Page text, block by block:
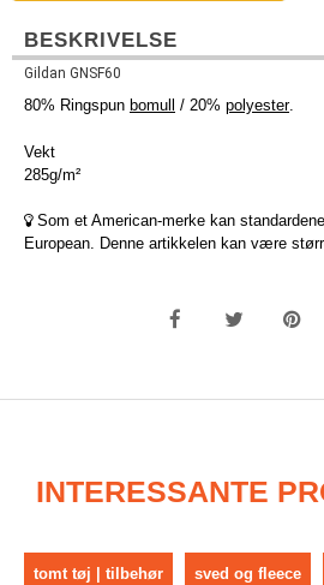
BESKRIVELSE
Gildan GNSF60
80% Ringspun bomull / 20% polyester.
Vekt
285g/m²
Som et American-merke kan
European. Denne artikkelen kan være
INTERESSANTE
tomt tøj | tilbehør sved og fleece